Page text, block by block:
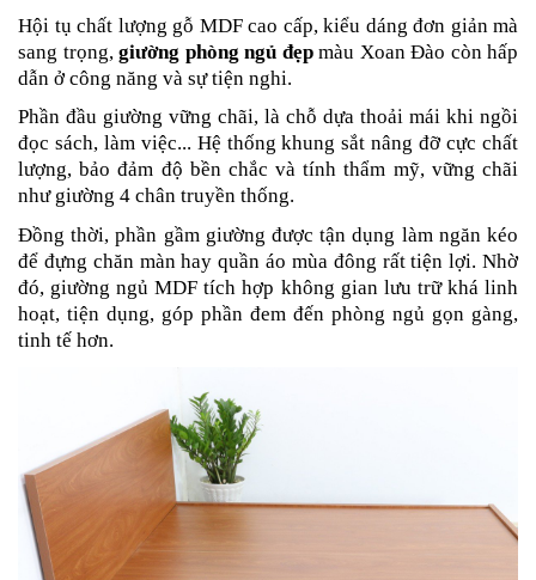
Hội tụ chất lượng gỗ MDF cao cấp, kiểu dáng đơn giản mà
sang trọng, giường phòng ngủ đẹpmàu Xoan Đào còn hấp
dẫn ở công năng và sự tiện nghi.
Phần đầu giường vững chãi, là chỗ dựa thoải mái khi ngồi
đọc sách, làm việc... Hệ thống khung sắt nâng đỡ cực chất
lượng, bảo đảm độ bền chắc và tính thẩm mỹ, vững chãi
như giường 4 chân truyền thống.
Đồng thời, phần gầm giường được tận dụng làm ngăn kéo
để đựng chăn màn hay quần áo mùa đông rất tiện lợi. Nhờ
đó, giường ngủ MDF tích hợp không gian lưu trữ khá linh
hoạt, tiện dụng, góp phần đem đến phòng ngủ gọn gàng,
tinh tế hơn.